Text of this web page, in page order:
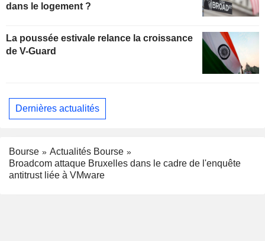
dans le logement ?
La poussée estivale relance la croissance
de V-Guard
Dernières actualités
Bourse
Actualités Bourse
Broadcom attaque Bruxelles dans le cadre de l'enquête
antitrust liée à VMware